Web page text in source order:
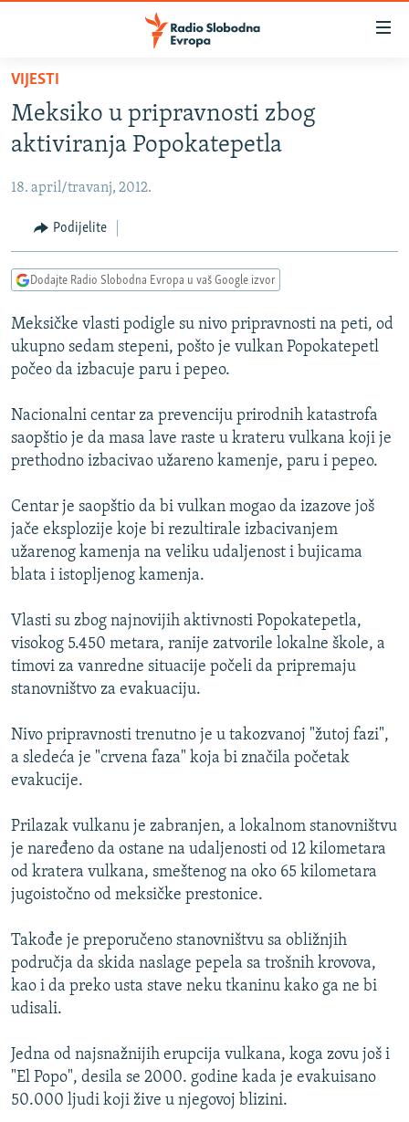
Pređite
glavni
sadržaj
na
navigaciju
Pređite
na
VIJESTI
BOSNA I HERCEGOVINA
KOSOVO
CRNA GORA
VIDEO
FOTOGALERIJE
INFOGRAFIKE
PODCASTI
RAT U UKRAJINI
KINA NA BALKANU
ISPRIČAJ MI
DNEVNO@RSE
VIŠE OD NASLOVA
GENOCID U SREBRENICI
TV LIBERTY
POST SCRIPTUM
MOJA EVROPA
SVE KARTE DEJTONA
NASTANAK I RASPAD JUGOSLAVIJE
PRATITE NAS
Sve RFE/RL stranice
VIJESTI
Meksiko u pripravnosti zbog
aktiviranja Popokatepetla
18. april/travanj, 2012.
Podijelite
Dodajte Radio Slobodna Evropa u vaš Google izvor
Meksičke vlasti podigle su nivo pripravnosti na peti, od
ukupno sedam stepeni, pošto je vulkan Popokatepetl
počeo da izbacuje paru i pepeo.
Nacionalni centar za prevenciju prirodnih katastrofa
saopštio je da masa lave raste u krateru vulkana koji je
prethodno izbacivao užareno kamenje, paru i pepeo.
Centar je saopštio da bi vulkan mogao da izazove još
jače eksplozije koje bi rezultirale izbacivanjem
užarenog kamenja na veliku udaljenost i bujicama
blata i istopljenog kamenja.
Vlasti su zbog najnovijih aktivnosti Popokatepetla,
visokog 5.450 metara, ranije zatvorile lokalne škole, a
timovi za vanredne situacije počeli da pripremaju
stanovništvo za evakuaciju.
Nivo pripravnosti trenutno je u takozvanoj "žutoj fazi",
a sledeća je "crvena faza" koja bi značila početak
evakucije.
Prilazak vulkanu je zabranjen, a lokalnom stanovništvu
je naređeno da ostane na udaljenosti od 12 kilometara
od kratera vulkana, smeštenog na oko 65 kilometara
jugoistočno od meksičke prestonice.
Takođe je preporučeno stanovništvu sa obližnjih
područja da skida naslage pepela sa trošnih krovova,
kao i da preko usta stave neku tkaninu kako ga ne bi
udisali.
Jedna od najsnažnijih erupcija vulkana, koga zovu još i
"El Popo", desila se 2000. godine kada je evakuisano
50.000 ljudi koji žive u njegovoj blizini.